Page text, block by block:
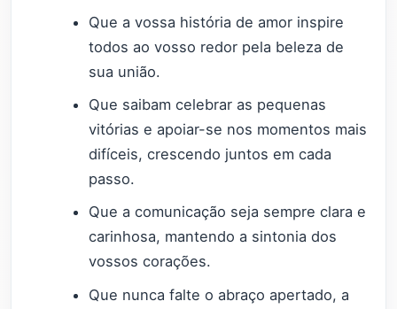
Que a vossa história de amor inspire
todos ao vosso redor pela beleza de
sua união.
Que saibam celebrar as pequenas
vitórias e apoiar-se nos momentos mais
difíceis, crescendo juntos em cada
passo.
Que a comunicação seja sempre clara e
carinhosa, mantendo a sintonia dos
vossos corações.
Que nunca falte o abraço apertado, a